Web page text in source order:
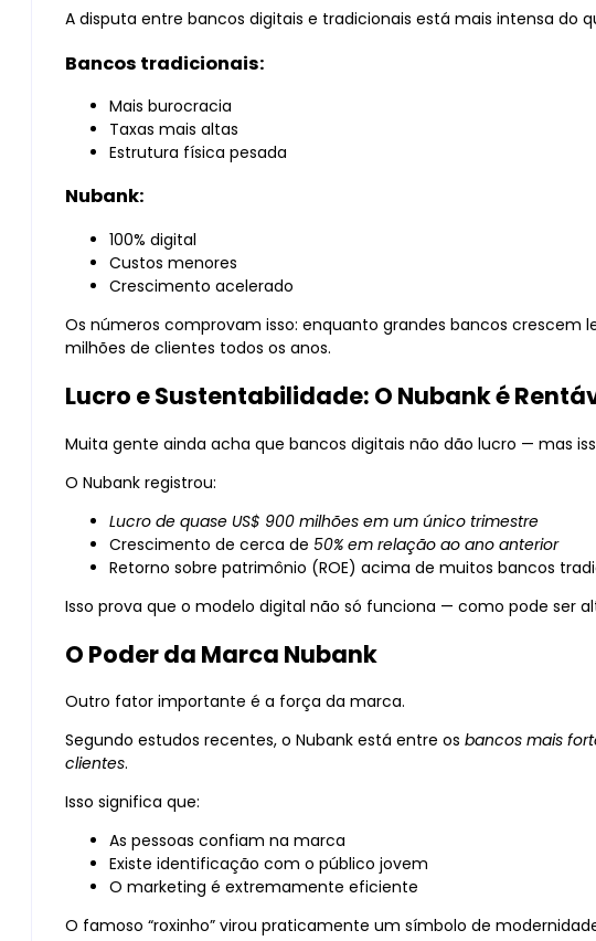
A disputa entre bancos digitais e tradicionais está mais intensa do
Bancos tradicionais:
Mais burocracia
Taxas mais altas
Estrutura física pesada
Nubank:
100% digital
Custos menores
Crescimento acelerado
Os números comprovam isso: enquanto grandes bancos crescem
milhões de clientes todos os anos.
Lucro e Sustentabilidade: O Nubank é
Muita gente ainda acha que bancos digitais não dão lucro — mas
O Nubank registrou:
Lucro de quase US$ 900 milhões em um único trimestre
Crescimento de cerca de 50% em relação ao ano anterior
Retorno sobre patrimônio (ROE) acima de muitos bancos
Isso prova que o modelo digital não só funciona — como pode ser
O Poder da Marca Nubank
Outro fator importante é a força da marca.
Segundo estudos recentes, o Nubank está entre os bancos mais
clientes.
Isso significa que:
As pessoas confiam na marca
Existe identificação com o público jovem
O marketing é extremamente eficiente
O famoso “roxinho” virou praticamente um símbolo de